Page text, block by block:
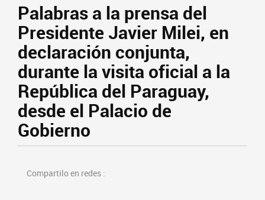
Palabras a la prensa del
Presidente Javier Milei, en
declaración conjunta,
durante la visita oficial a la
República del Paraguay,
desde el Palacio de
Gobierno
Compartilo en redes :